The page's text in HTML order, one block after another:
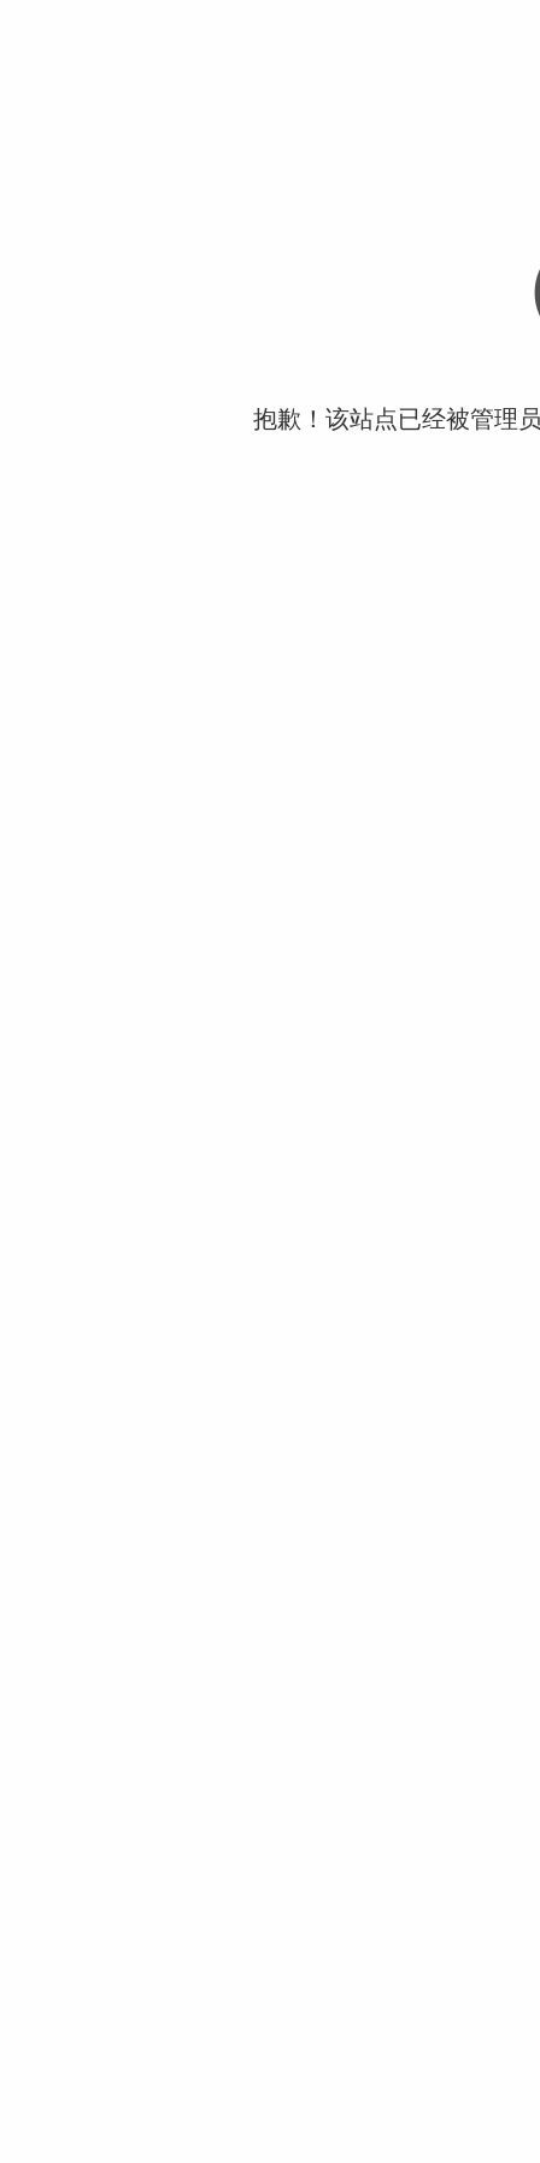
抱歉！该站点已经被管理